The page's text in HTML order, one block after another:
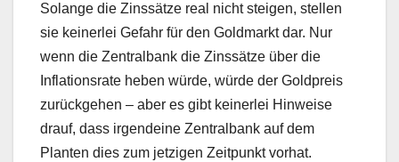
Solange die Zinssätze real nicht steigen, stellen
sie keinerlei Gefahr für den Goldmarkt dar. Nur
wenn die Zentralbank die Zinssätze über die
Inflationsrate heben würde, würde der Goldpreis
zurückgehen – aber es gibt keinerlei Hinweise
drauf, dass irgendeine Zentralbank auf dem
Planten dies zum jetzigen Zeitpunkt vorhat.